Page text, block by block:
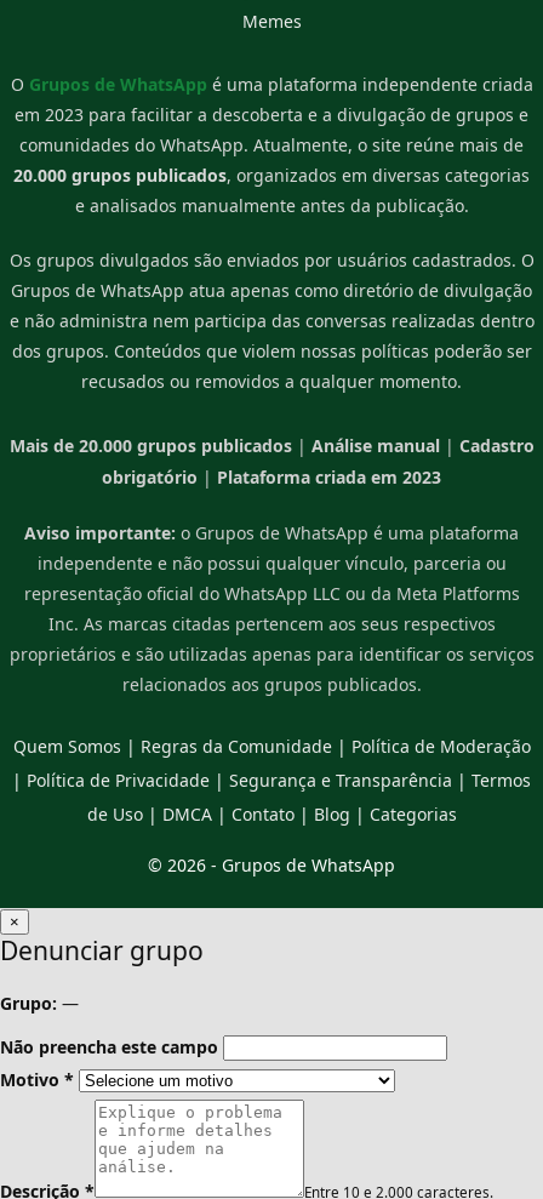
Memes
O Grupos de WhatsApp é uma plataforma independente criada
em 2023 para facilitar a descoberta e a divulgação de grupos e
comunidades do WhatsApp. Atualmente, o site reúne mais de
20.000 grupos publicados, organizados em diversas categorias
e analisados manualmente antes da publicação.
Os grupos divulgados são enviados por usuários cadastrados. O
Grupos de WhatsApp atua apenas como diretório de divulgação
e não administra nem participa das conversas realizadas dentro
dos grupos. Conteúdos que violem nossas políticas poderão ser
recusados ou removidos a qualquer momento.
Mais de 20.000 grupos publicados| Análise manual| Cadastro
obrigatório | Plataforma criada em 2023
Aviso importante: o Grupos de WhatsApp é uma plataforma
independente e não possui qualquer vínculo, parceria ou
representação oficial do WhatsApp LLC ou da Meta Platforms
Inc. As marcas citadas pertencem aos seus respectivos
proprietários e são utilizadas apenas para identificar os serviços
relacionados aos grupos publicados.
Quem Somos | Regras da Comunidade| Política de Moderação
| Política de Privacidade | Segurança e Transparência | Termos
de Uso| DMCA| Contato| Blog | Categorias
© 2026 - Grupos de WhatsApp
×
Denunciar grupo
Grupo: —
Não preencha este campo
Motivo *
Descrição * Entre 10 e 2.000 caracteres.